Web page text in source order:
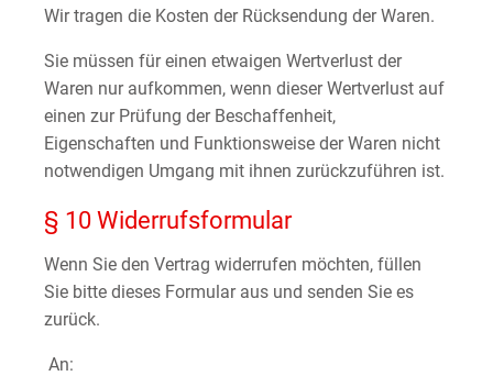
Wir tragen die Kosten der Rücksendung der Waren.
Sie müssen für einen etwaigen Wertverlust der
Waren nur aufkommen, wenn dieser Wertverlust auf
einen zur Prüfung der Beschaffenheit,
Eigenschaften und Funktionsweise der Waren nicht
notwendigen Umgang mit ihnen zurückzuführen ist.
§ 10 Widerrufsformular
Wenn Sie den Vertrag widerrufen möchten, füllen
Sie bitte dieses Formular aus und senden Sie es
zurück.
An: